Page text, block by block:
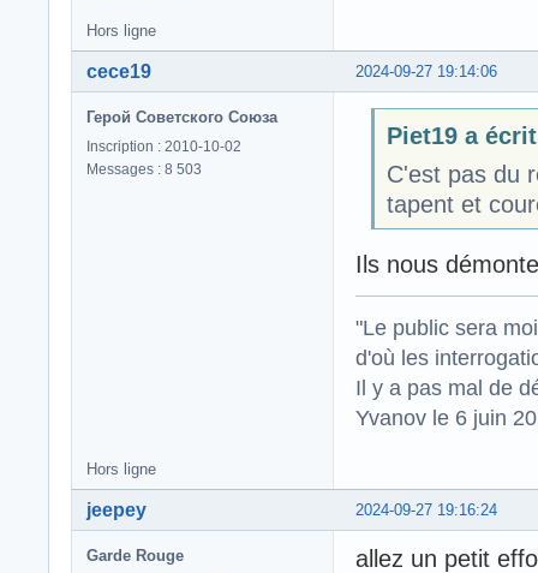
Hors ligne
2024-09-27 19:14:06
cece19
Герой Советского Союза
Inscription : 2010-10-02
Messages : 8 503
Piet19 a
C'est pas du
tapent et
Ils nous
"Le public sera
d'où les
Il y a pas mal de
Yvanov le 6 juin
Hors ligne
2024-09-27 19:16:24
jeepey
Garde Rouge
allez un petit